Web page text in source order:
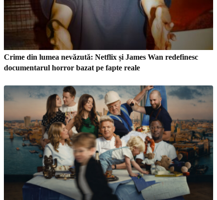
Crime din lumea nevăzută: Netflix și James Wan redefinesc
documentarul horror bazat pe fapte reale